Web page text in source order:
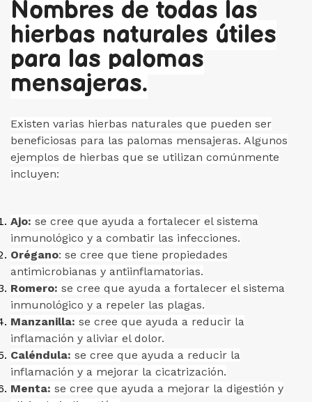
Nombres de todas las
hierbas naturales útiles
para las palomas
mensajeras.
Existen varias hierbas naturales que pueden ser
beneficiosas para las palomas mensajeras. Algunos
ejemplos de hierbas que se utilizan comúnmente
incluyen:
Ajo: se cree que ayuda a fortalecer el sistema
inmunológico y a combatir las infecciones.
Orégano: se cree que tiene propiedades
antimicrobianas y antiinflamatorias.
Romero: se cree que ayuda a fortalecer el sistema
inmunológico y a repeler las plagas.
Manzanilla: se cree que ayuda a reducir la
inflamación y aliviar el dolor.
Caléndula: se cree que ayuda a reducir la
inflamación y a mejorar la cicatrización.
Menta: se cree que ayuda a mejorar la digestión y